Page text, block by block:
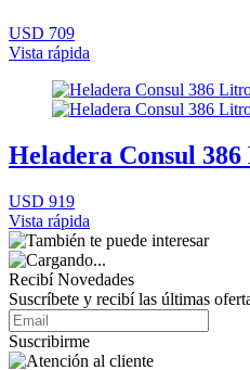
USD 709
Vista rápida
Heladera Consul
USD 919
Vista rápida
Recibí Novedades
Suscríbete y recibí las últimas
Suscribirme